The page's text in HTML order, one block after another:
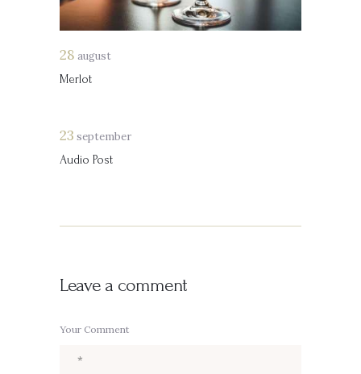
28 august
Merlot
Audio
Player
23 september
Audio Post
Leave a comment
Your Comment